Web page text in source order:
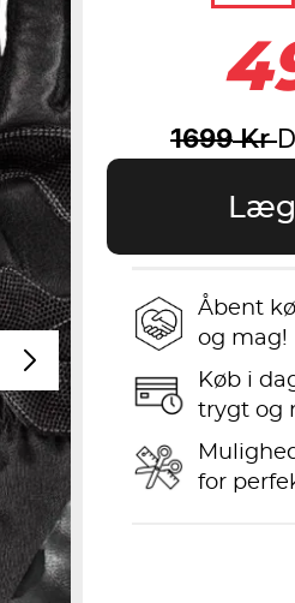
1699Kr
Åbent
og mag!
Køb i
trygt og
for